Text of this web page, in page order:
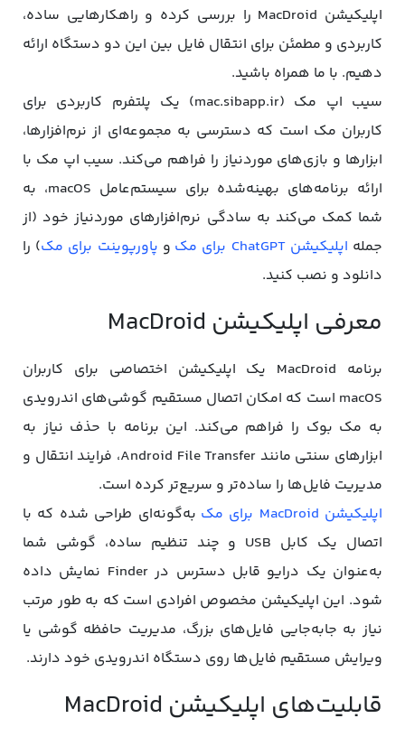
اپلیکیشن MacDroid را بررسی کرده و راهکارهایی ساده،
کاربردی و مطمئن برای انتقال فایل بین این دو دستگاه ارائه
دهیم. با ما همراه باشید.
سیب اپ مک (mac.sibapp.ir) یک پلتفرم کاربردی برای
کاربران مک است که دسترسی به مجموعه‌ای از نرم‌افزارها،
ابزارها و بازی‌های موردنیاز را فراهم می‌کند. سیب اپ مک با
ارائه برنامه‌های بهینه‌شده برای سیستم‌عامل macOS، به
شما کمک می‌کند به سادگی نرم‌افزارهای موردنیاز خود (از
جمله اپلیکیشن ChatGPT برای مک و پاورپوینت برای مک) را
دانلود و نصب کنید.
معرفی اپلیکیشن MacDroid
برنامه MacDroid یک اپلیکیشن اختصاصی برای کاربران
macOS است که امکان اتصال مستقیم گوشی‌های اندرویدی
به مک‌ بوک را فراهم می‌کند. این برنامه با حذف نیاز به
ابزارهای سنتی مانند Android File Transfer، فرایند انتقال و
مدیریت فایل‌ها را ساده‌تر و سریع‌تر کرده است.
اپلیکیشن MacDroid برای مک
به‌گونه‌ای طراحی شده که با
اتصال یک کابل USB و چند تنظیم ساده، گوشی شما
به‌عنوان یک درایو قابل دسترس در Finder نمایش داده
شود. این اپلیکیشن مخصوص افرادی است که به طور مرتب
نیاز به جابه‌جایی فایل‌های بزرگ، مدیریت حافظه گوشی یا
ویرایش مستقیم فایل‌ها روی دستگاه اندرویدی خود دارند.
قابلیت‌های اپلیکیشن MacDroid